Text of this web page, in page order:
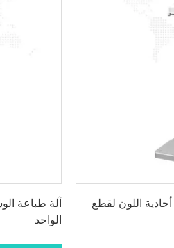
أحادية اللون لقطع
آلة طباعة
الواحد